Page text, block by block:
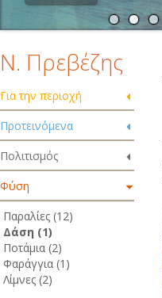
Ν. Πρεβέζης
Για την περιοχή
Προτεινόμενα
Πολιτισμός
Φύση
Παραλίες (12)
Δάση (1)
Ποτάμια (2)
Φαράγγια (1)
Λίμνες (2)